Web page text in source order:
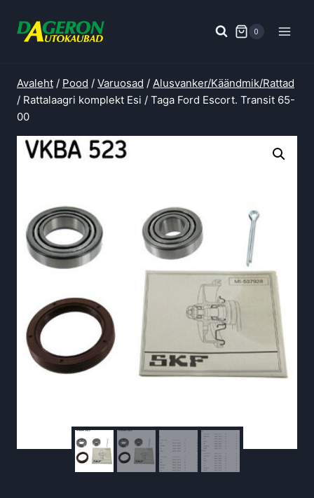
0
Avaleht / Pood / Varuosad / Alusvanker/Käändmik/Rattad
/ Rattalaagri komplekt Esi / Taga Ford Escort. Transit 65-
00